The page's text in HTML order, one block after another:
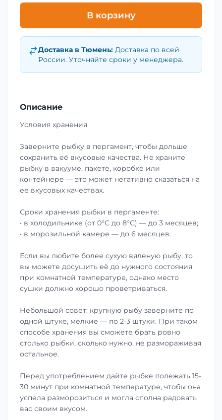
В корзину
Доставка в Тюмень: Доставка по всей
России. Уточняйте сроки у менеджера.
Описание
Условия хранения
Заверните рыбку в пергамент, чтобы дольше
сохранить её вкусовые качества. Не храните
рыбку в вакууме, пакете, коробке или
контейнере — это может негативно сказаться на
её вкусовых качествах.
Сроки хранения рыбки в пергаменте:
• в холодильнике (от 0°С до 8°С) — до 3 месяцев;
• в морозильной камере — до 6 месяцев.
Если вы любите более сухую вяленую рыбу, то
вы можете досушить её до нужного состояния
при комнатной температуре, однако место
сушки должно хорошо проветриваться.
Небольшой совет: крупную рыбу заверните по
одной штуке, мелкие — по 2-3 штуки. При таком
способе хранения вы сможете брать ровно
столько рыбки, сколько нужно, не размораживая
остальное.
Перед употреблением дайте рыбке полежать 15-
30 минут при комнатной температуре, чтобы она
успела разморозиться и могла сполна радовать
вас своим вкусом.